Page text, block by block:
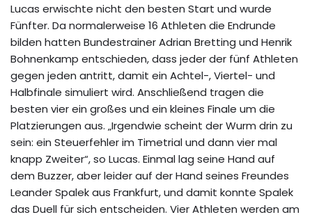
Lucas erwischte nicht den besten Start und wurde
Fünfter. Da normalerweise 16 Athleten die Endrunde
bilden hatten Bundestrainer Adrian Bretting und Henrik
Bohnenkamp entschieden, dass jeder der fünf Athleten
gegen jeden antritt, damit ein Achtel-, Viertel- und
Halbfinale simuliert wird. Anschließend tragen die
besten vier ein großes und ein kleines Finale um die
Platzierungen aus. „Irgendwie scheint der Wurm drin zu
sein: ein Steuerfehler im Timetrial und dann vier mal
knapp Zweiter“, so Lucas. Einmal lag seine Hand auf
dem Buzzer, aber leider auf der Hand seines Freundes
Leander Spalek aus Frankfurt, und damit konnte Spalek
das Duell für sich entscheiden. Vier Athleten werden am